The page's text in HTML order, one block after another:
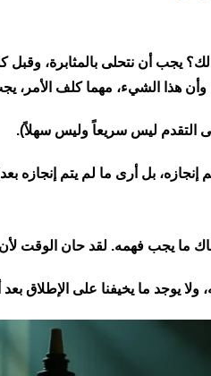
يجب أن نتحلى بالمثابرة،
وأن هذا الشيء، مهما كلف الأمر،
التقدم ليس سريعاً وليس سهلاً).
إنجازه، بل أرى ما لم يتم إنجازه
ما يجب فهمه. لقد حان الوقت
ولا يوجد ما يخيفنا على الإطلاق